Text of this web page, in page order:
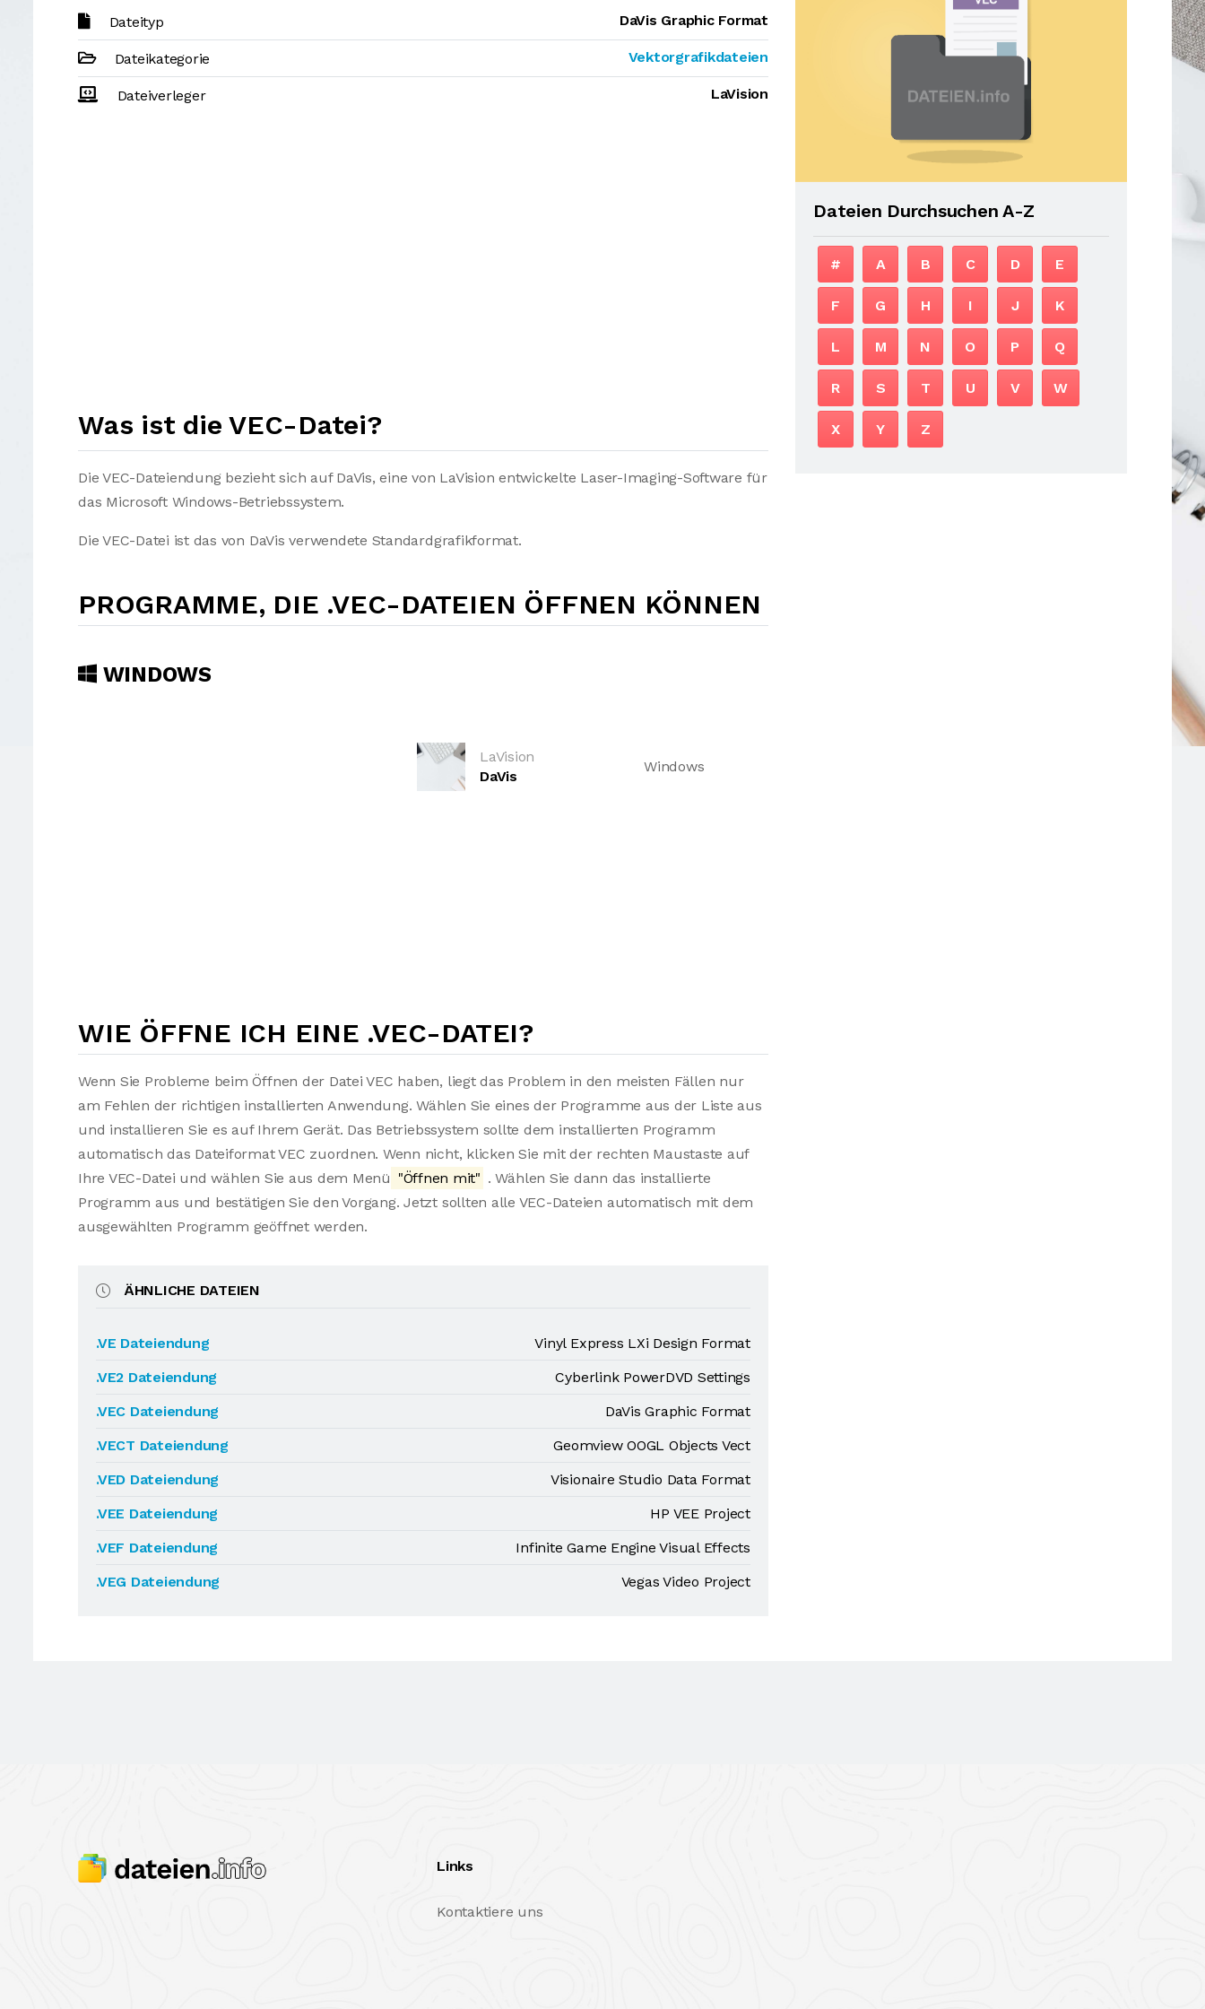
Dateityp DaVis Graphic Format
Dateikategorie Vektorgrafikdateien
Dateiverleger LaVision
Was ist die VEC-Datei?
Die VEC-Dateiendung bezieht sich auf DaVis, eine von LaVision entwickelte Laser-Imaging-Software für
das Microsoft Windows-Betriebssystem.
Die VEC-Datei ist das von DaVis verwendete Standardgrafikformat.
PROGRAMME, DIE .VEC-DATEIEN ÖFFNEN KÖNNEN
WINDOWS
LaVision
DaVis
Windows
WIE ÖFFNE ICH EINE .VEC-DATEI?
Wenn Sie Probleme beim Öffnen der Datei VEC haben, liegt das Problem in den meisten Fällen nur
am Fehlen der richtigen installierten Anwendung. Wählen Sie eines der Programme aus der Liste aus
und installieren Sie es auf Ihrem Gerät. Das Betriebssystem sollte dem installierten Programm
automatisch das Dateiformat VEC zuordnen. Wenn nicht, klicken Sie mit der rechten Maustaste auf
Ihre VEC-Datei und wählen Sie aus dem Menü "Öffnen mit" . Wählen Sie dann das installierte
Programm aus und bestätigen Sie den Vorgang. Jetzt sollten alle VEC-Dateien automatisch mit dem
ausgewählten Programm geöffnet werden.
ÄHNLICHE DATEIEN
.VE Dateiendung
Vinyl Express LXi Design Format
.VE2 Dateiendung
Cyberlink PowerDVD Settings
.VEC Dateiendung
DaVis Graphic Format
.VECT Dateiendung
Geomview OOGL Objects Vect
.VED Dateiendung
Visionaire Studio Data Format
.VEE Dateiendung
HP VEE Project
.VEF Dateiendung
Infinite Game Engine Visual Effects
.VEG Dateiendung
Vegas Video Project
Dateien Durchsuchen A-Z
# A B C D E
F G H I J K
L M N O P Q
R S T U V W
X Y Z
Links
Kontaktiere uns